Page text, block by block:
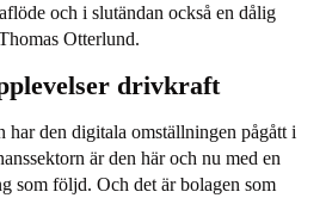
och i slutändan också en dålig
Otterlund.
drivkraft
har den digitala omställningen pågått i
är den här och nu med en
som följd. Och det är bolagen som